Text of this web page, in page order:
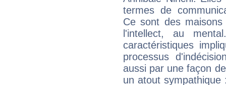
termes de
Ce sont des
l'intellect, au
caractéristiques
processus
aussi par une façon
un atout